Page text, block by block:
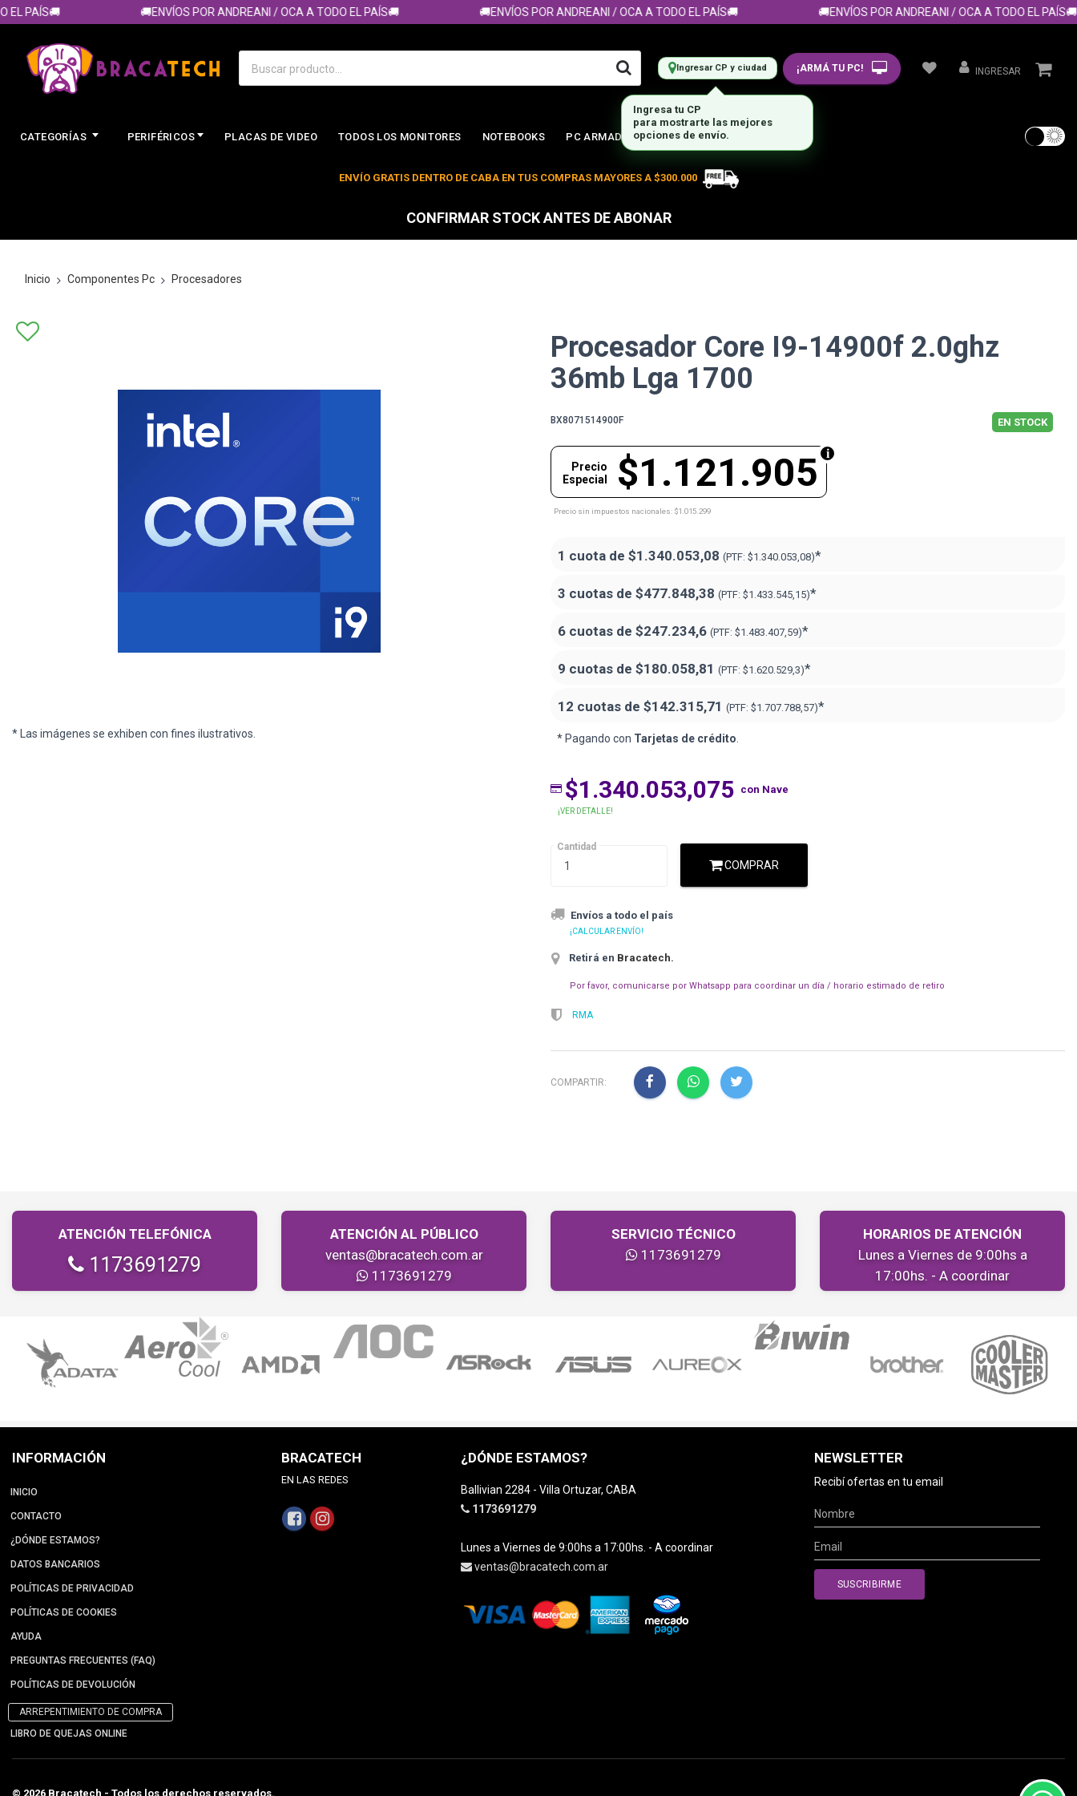
PAÍS🚚 🚚ENVÍOS POR ANDREANI / OCA A TODO EL PAÍS🚚 🚚ENVÍOS POR ANDREANI / OCA A TODO EL PAÍS🚚 🚚ENVÍOS POR ANDREANI / OCA A TODO EL PAÍS🚚
Ingresar CP y ciudad ¡ARMÁ TU PC! INGRESAR
CATEGORÍAS PERIFÉRICOS PLACAS DE VIDEO TODOS LOS MONITORES NOTEBOOKS PC ARMADA
ENVÍO GRATIS DENTRO DE CABA EN TUS COMPRAS MAYORES A $300.000
CONFIRMAR STOCK ANTES DE ABONAR
Inicio Componentes Pc Procesadores
* Las imágenes se exhiben con fines ilustrativos.
Procesador Core I9-14900f 2.0ghz
36mb Lga 1700
BX8071514900F EN STOCK
$1.121.905
Precio
Especial
Precio sin impuestos nacionales: $1.015.299
1 cuota de $1.340.053,08 (PTF: $1.340.053,08)*
3 cuotas de $477.848,38 (PTF: $1.433.545,15)*
6 cuotas de $247.234,6 (PTF: $1.483.407,59)*
9 cuotas de $180.058,81 (PTF: $1.620.529,3)*
12 cuotas de $142.315,71 (PTF: $1.707.788,57)*
* Pagando con Tarjetas de crédito
$1.340.053,075 con Nave
¡VER DETALLE!
Cantidad
COMPRAR
Envíos a todo el país
¡CALCULAR ENVÍO!
Retirá en Bracatech.
Por favor, comunicarse por Whatsapp para coordinar un día / horario estimado de retiro
RMA
COMPARTIR:
ATENCIÓN TELEFÓNICA
1173691279
ATENCIÓN AL PÚBLICO
ventas@bracatech.com.ar
1173691279
SERVICIO TÉCNICO
1173691279
HORARIOS DE ATENCIÓN
Lunes a Viernes de 9:00hs a
17:00hs. - A coordinar
INFORMACIÓN
INICIO
CONTACTO
¿DÓNDE ESTAMOS?
DATOS BANCARIOS
POLÍTICAS DE PRIVACIDAD
POLÍTICAS DE COOKIES
AYUDA
PREGUNTAS FRECUENTES (FAQ)
POLÍTICAS DE DEVOLUCIÓN
ARREPENTIMIENTO DE COMPRA
LIBRO DE QUEJAS ONLINE
BRACATECH
EN LAS REDES
¿DÓNDE ESTAMOS?
Ballivian 2284 - Villa Ortuzar, CABA
1173691279
Lunes a Viernes de 9:00hs a 17:00hs. - A coordinar
ventas@bracatech.com.ar
NEWSLETTER
Recibí ofertas en tu email
© 2026 Bracatech - Todos los derechos reservados.
Ingresa tu CP
para mostrarte las mejores
opciones de envío.